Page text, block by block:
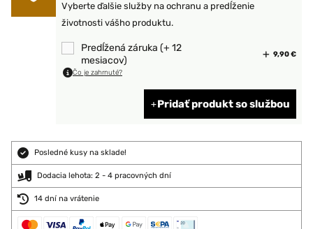
Vyberte ďalšie služby na ochranu a predĺženie
životnosti vášho produktu.
Predĺžená záruka (+ 12
mesiacov)
9,90 €
Čo je zahrnuté?
Pridať produkt so službou
Posledné kusy na sklade!
Dodacia lehota: 2 - 4 pracovných dní
14 dní na vrátenie